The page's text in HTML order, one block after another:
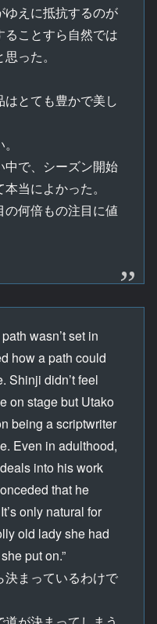
ゆえに抵抗するのが
ことすら自然では
った。
とても豊かで美し
で、シーズン開始
当によかった。
の何倍もの注目に値
wasn’t set in
how a path could
Shinji didn’t feel
on stage but Utako
being a scriptwriter
Even in adulthood,
into his work
that he
only natural for
old lady she had
put on.”
決まっているわけで